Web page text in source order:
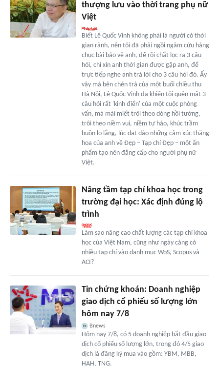
thượng lưu vào thời trang phụ nữ
Việt
Biết Lê Quốc Vinh không phải là người có thời
gian rảnh, nên tôi đã phải ngồi ngâm cứu hàng
chục bài báo về anh, để rồi chắt lọc ra 3 câu
hỏi, chỉ xin anh thời gian được gặp anh, để
trực tiếp nghe anh trả lời cho 3 câu hỏi đó. Ấy
vậy mà bên chén trà của một buổi chiều thu
Hà Nội, Lê Quốc Vinh đã khiến tôi quên mất 3
câu hỏi rất 'kinh điển' của một cuộc phỏng
vấn, mà mải miết trôi theo dòng hồi tưởng,
trôi theo niềm vui, niềm tự hào, khúc trầm
buồn lo lắng, lúc dạt dào những cảm xúc thăng
hoa của anh về Đẹp – Tạp chí Đẹp – một ấn
phẩm tạo nên đẳng cấp cho người phụ nữ
Việt.
Nâng tầm tạp chí khoa học trong
trường đại học: Xác định đúng lộ
trình
Làm sao nâng cao chất lượng các tạp chí khoa
học của Việt Nam, cũng như ngày càng có
nhiều tạp chí vào danh mục WoS, Scopus và
ACI?
Tin chứng khoán: Doanh nghiệp
giao dịch cổ phiếu số lượng lớn
hôm nay 7/8
Bnews
Hôm nay 7/8, có 5 doanh nghiệp bắt đầu giao
dịch cổ phiếu số lượng lớn, trong đó 4/5 giao
dịch là đăng ký mua vào gồm: YBM, MBB,
HAH, TNG.